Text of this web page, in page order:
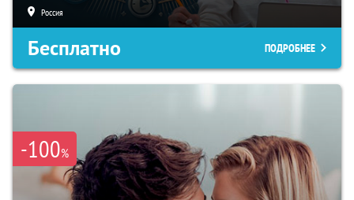
Россия
Бесплатно ПОДРОБНЕЕ
-100%